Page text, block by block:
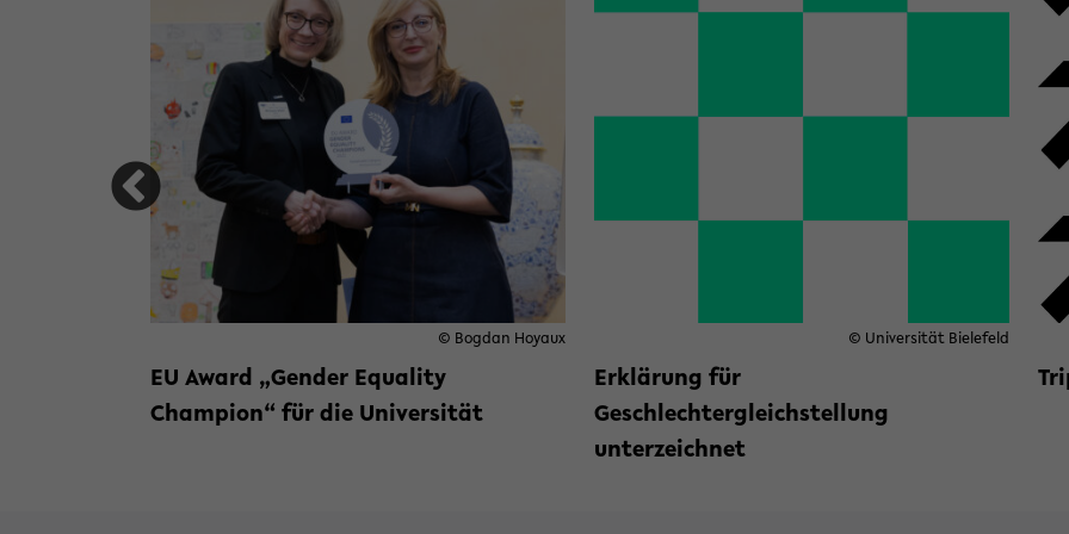
und Nachhaltigkeit zusammengehen
© Bogdan Hoyaux
EU Award „Gender Equality
Champion“ für die Universität
zu EU Award „Gender Equality Champion“ für die Universität
© Universität Bielefeld
Erklärung für
Geschlechtergleichstellung
unterzeichnet